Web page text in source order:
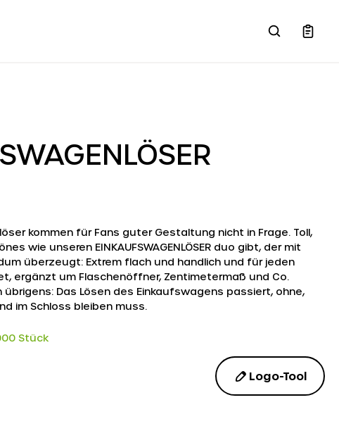
kommen für Fans guter Gestaltung nicht in Frage. Toll,
wie unseren EINKAUFSWAGENLÖSER duo gibt, der mit
überzeugt: Extrem flach und handlich und für jeden
ergänzt um Flaschenöffner, Zentimetermaß und Co.
übrigens: Das Lösen des Einkaufswagens passiert, ohne,
im Schloss bleiben muss.
Stück
Logo-Tool